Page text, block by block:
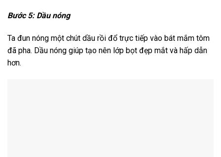
Bước 5: Dầu nóng
Ta đun nóng một chút dầu rồi đổ trực tiếp vào bát mắm tôm
đã pha. Dầu nóng giúp tạo nên lớp bọt đẹp mắt và hấp dẫn
hơn.